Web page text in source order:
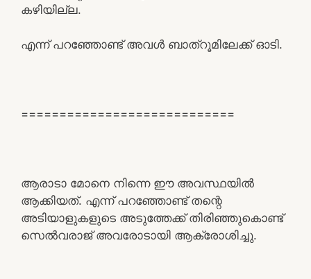
കഴിയില്ല.
എന്ന് പറഞ്ഞോണ്ട് അവൾ ബാത്‌റൂമിലേക്ക് ഓടി.
============================
ആരാടാ മോനെ നിന്നെ ഈ അവസ്ഥയിൽ
ആക്കിയത്. എന്ന് പറഞ്ഞോണ്ട് തന്റെ
അടിയാളുകളുടെ അടുത്തേക്ക് തിരിഞ്ഞുകൊണ്ട്
സെൽവരാജ് അവരോടായി ആക്രോശിച്ചു.